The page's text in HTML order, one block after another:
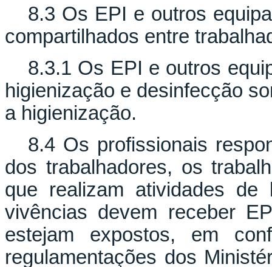
8.3 Os EPI e outros
compartilhados entre
8.3.1 Os EPI e outros
higienização e desinfecção
a higienização.
8.4 Os profissionais
dos trabalhadores, os
que realizam atividades
vivências devem receber
estejam expostos, em
regulamentações dos